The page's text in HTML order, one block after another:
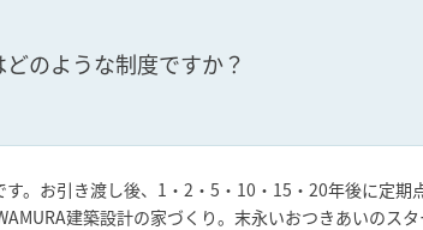
のような制度ですか？
。お引き渡し後、1・2・5・10・15・20年後に定期
建築設計の家づくり。末永いおつきあいのスタ